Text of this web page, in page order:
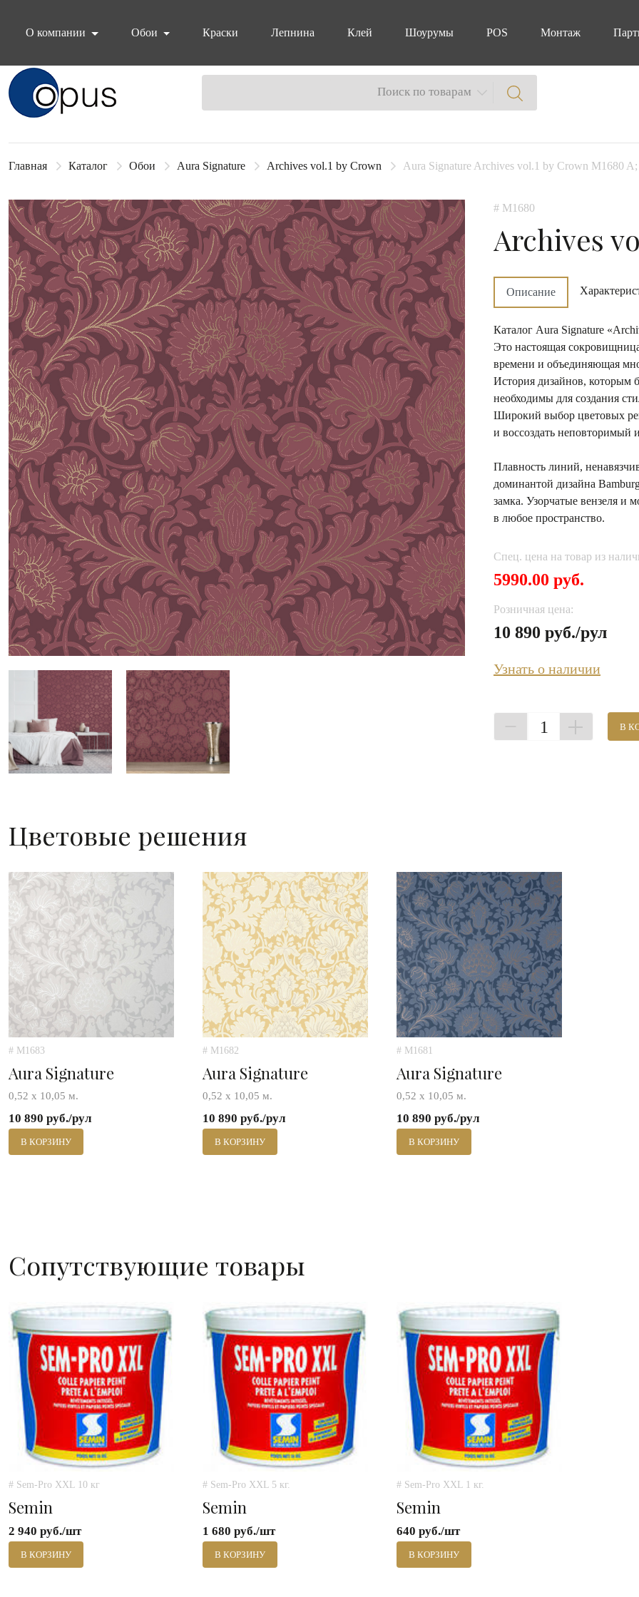
О компании
Обои Краски Лепнина Клей Шоурумы POS Монтаж
Блок поиска Поиск по товарам
Главная Каталог Обои Aura Signature Archives vol.1 by Crown Aura Signature Archives vol.1 by Crown M1680
# M1680
Archives
Описание
Каталог Aura Signature
Это настоящая
времени и объединяющая
История дизайнов, которым
необходимы для создания
Широкий выбор цветовых
и воссоздать неповторимый
Плавность линий,
доминантой дизайна
замка. Узорчатые вензеля и
в любое пространство.
Спец. цена на товар из
5990.00 руб.
Розничная цена:
10 890 руб./рул
Узнать о наличии
1 В
Цветовые решения
# M1683
Aura Signature
0,52 х 10,05 м.
10 890 руб./рул
В КОРЗИНУ
# M1682
Aura Signature
0,52 х 10,05 м.
10 890 руб./рул
В КОРЗИНУ
# M1681
Aura Signature
0,52 х 10,05 м.
10 890 руб./рул
В КОРЗИНУ
Сопутствующие товары
# Sem-Pro XXL 10 кг
Semin
2 940 руб./шт
В КОРЗИНУ
# Sem-Pro XXL 5 кг.
Semin
1 680 руб./шт
В КОРЗИНУ
# Sem-Pro XXL 1 кг.
Semin
640 руб./шт
В КОРЗИНУ